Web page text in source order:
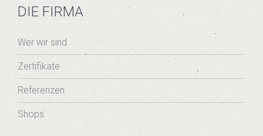
DIE FIRMA
Wer wir sind
Zertifikate
Referenzen
Shops